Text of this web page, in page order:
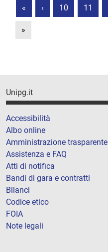
« ‹ 10 11
»
Unipg.it
Accessibilità
Albo online
Amministrazione trasparente
Assistenza e FAQ
Atti di notifica
Bandi di gara e contratti
Bilanci
Codice etico
FOIA
Note legali